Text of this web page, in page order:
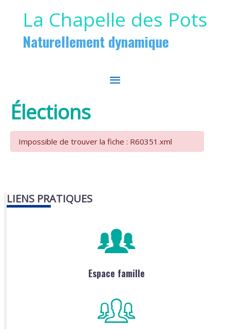
La Chapelle des Pots
Naturellement dynamique
MENU
Élections
Impossible de trouver la fiche : R60351.xml
LIENS PRATIQUES
Espace famille